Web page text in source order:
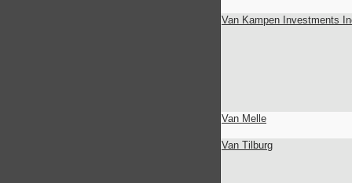
Van Kampen Investments
Van Melle
Van Tilburg